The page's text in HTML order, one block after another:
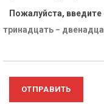
Пожалуйста,
тринадцать −